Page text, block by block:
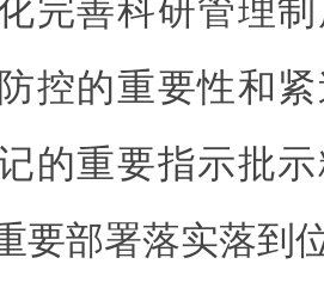
完善科研管理
控的重要性和
的重要指示批
要部署落实落到